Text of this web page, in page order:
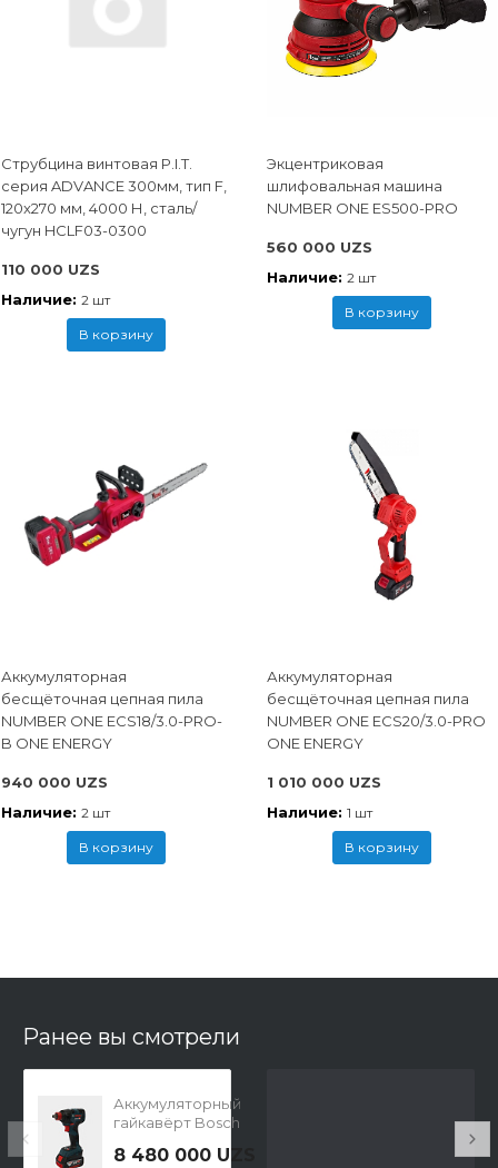
Струбцина винтовая P.I.T.
cерия ADVANCE 300мм, тип F,
120x270 мм, 4000 Н, сталь/
чугун HCLF03-0300
110 000 UZS
Наличие: 2 шт
В корзину
Экцентриковая
шлифовальная машина
NUMBER ONE ES500-PRO
560 000 UZS
Наличие: 2 шт
В корзину
Аккумуляторная
бесщёточная цепная пила
NUMBER ONE ECS18/3.0-PRO-
B ONE ENERGY
940 000 UZS
Наличие: 2 шт
В корзину
Аккумуляторная
бесщёточная цепная пила
NUMBER ONE ECS20/3.0-PRO
ONE ENERGY
1 010 000 UZS
Наличие: 1 шт
В корзину
Ранее вы смотрели
Аккумуляторный
гайкавёрт Bosch
8 480 000 UZS